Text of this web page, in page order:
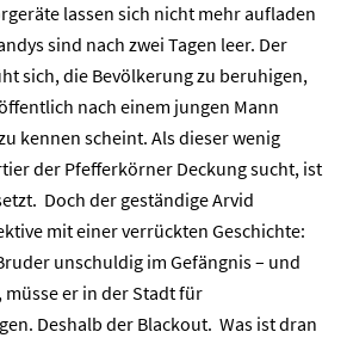
lassen sich nicht mehr aufladen
sind nach zwei Tagen leer. Der
sich, die Bevölkerung zu beruhigen,
nach einem jungen Mann
kennen scheint. Als dieser wenig
der Pfefferkörner Deckung sucht, ist
Doch der geständige Arvid
mit einer verrückten Geschichte:
unschuldig im Gefängnis – und
müsse er in der Stadt für
Deshalb der Blackout. Was ist dran